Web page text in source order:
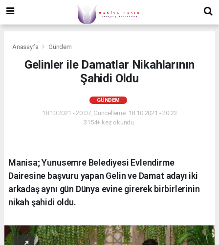
Anasayfa Gündem
Gelinler ile Damatlar Nikahlarının
Şahidi Oldu
GÜNDEM
18.10.2021 - 20:07, Güncelleme: 18.10.2021 - 20:23
3154+ kez okundu.
Manisa; Yunusemre Belediyesi Evlendirme
Dairesine başvuru yapan Gelin ve Damat adayı iki
arkadaş aynı gün Dünya evine girerek birbirlerinin
nikah şahidi oldu.